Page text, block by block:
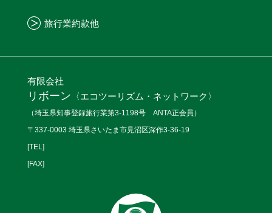
旅行業約款他
有限会社
リボーン 〈エコツーリズム・ネットワーク〉
（埼玉県知事登録旅行業第3-1198号 ANTA正会員）
〒337-0003 埼玉県さいたま市見沼区深作3-36-19
[TEL]
[FAX]